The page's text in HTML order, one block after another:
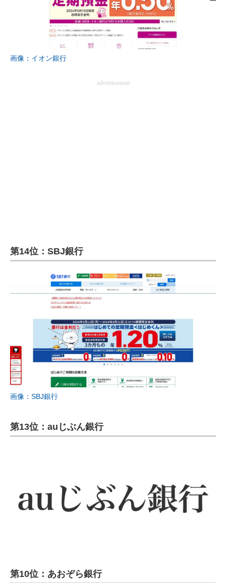
画像：イオン銀行
advertisement
第14位：SBJ銀行
画像：SBJ銀行
第13位：auじぶん銀行
第10位：あおぞら銀行